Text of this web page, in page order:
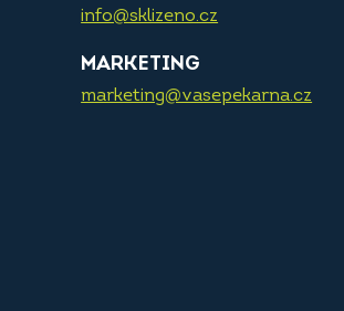
info@sklizeno.cz
MARKETING
marketing@vasepekarna.cz